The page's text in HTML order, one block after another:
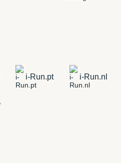
i-Run.pt i-Run.nl